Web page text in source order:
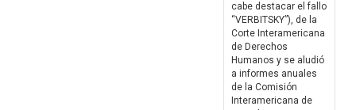
cabe destacar el fallo
“VERBITSKY”), de la
Corte Interamericana
de Derechos
Humanos y se aludió
a informes anuales
de la Comisión
Interamericana de